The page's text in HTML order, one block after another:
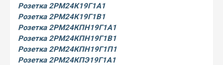
Розетка 2РМ24К19Г1А1
Розетка 2РМ24К19Г1В1
Розетка 2РМ24КПН19Г1А1
Розетка 2РМ24КПН19Г1В1
Розетка 2РМ24КПН19Г1П1
Розетка 2РМ24КПЭ19Г1А1